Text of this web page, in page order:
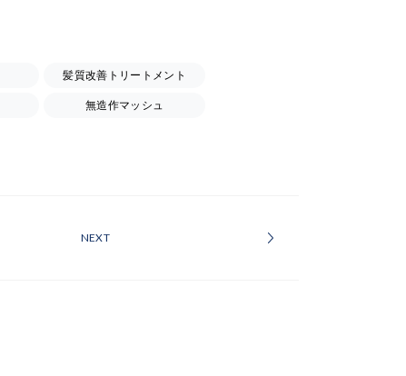
髪質改善トリートメント
無造作マッシュ
NEXT